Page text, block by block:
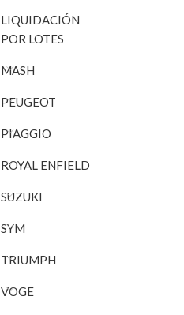
LIQUIDACIÓN
POR LOTES
MASH
PEUGEOT
PIAGGIO
ROYAL ENFIELD
SUZUKI
SYM
TRIUMPH
VOGE